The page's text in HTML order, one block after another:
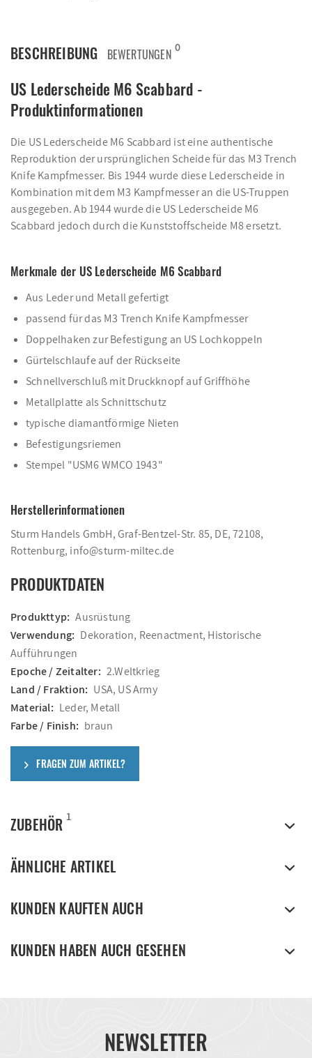
BESCHREIBUNG BEWERTUNGEN 0
US Lederscheide M6 Scabbard -
Produktinformationen
Die US Lederscheide M6 Scabbard ist eine authentische
Reproduktion der ursprünglichen Scheide für das M3 Trench
Knife Kampfmesser. Bis 1944 wurde diese Lederscheide in
Kombination mit dem M3 Kampfmesser an die US-Truppen
ausgegeben. Ab 1944 wurde die US Lederscheide M6
Scabbard jedoch durch die Kunststoffscheide M8 ersetzt.
Merkmale der US Lederscheide M6 Scabbard
Aus Leder und Metall gefertigt
passend für das M3 Trench Knife Kampfmesser
Doppelhaken zur Befestigung an US Lochkoppeln
Gürtelschlaufe auf der Rückseite
Schnellverschluß mit Druckknopf auf Griffhöhe
Metallplatte als Schnittschutz
typische diamantförmige Nieten
Befestigungsriemen
Stempel "USM6 WMCO 1943"
Herstellerinformationen
Sturm Handels GmbH, Graf-Bentzel-Str. 85, DE, 72108,
Rottenburg, info@sturm-miltec.de
PRODUKTDATEN
Produkttyp: Ausrüstung
Verwendung: Dekoration, Reenactment, Historische
Aufführungen
Epoche / Zeitalter: 2.Weltkrieg
Land / Fraktion: USA, US Army
Material: Leder, Metall
Farbe / Finish: braun
FRAGEN ZUM ARTIKEL?
ZUBEHÖR 1
ÄHNLICHE ARTIKEL
KUNDEN KAUFTEN AUCH
KUNDEN HABEN AUCH GESEHEN
NEWSLETTER